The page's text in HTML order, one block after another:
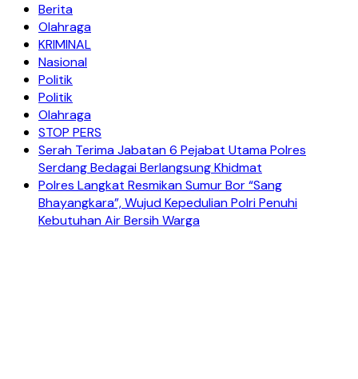
Berita
Olahraga
KRIMINAL
Nasional
Politik
Politik
Olahraga
STOP PERS
Serah Terima Jabatan 6 Pejabat Utama Polres
Serdang Bedagai Berlangsung Khidmat
Polres Langkat Resmikan Sumur Bor “Sang
Bhayangkara”, Wujud Kepedulian Polri Penuhi
Kebutuhan Air Bersih Warga